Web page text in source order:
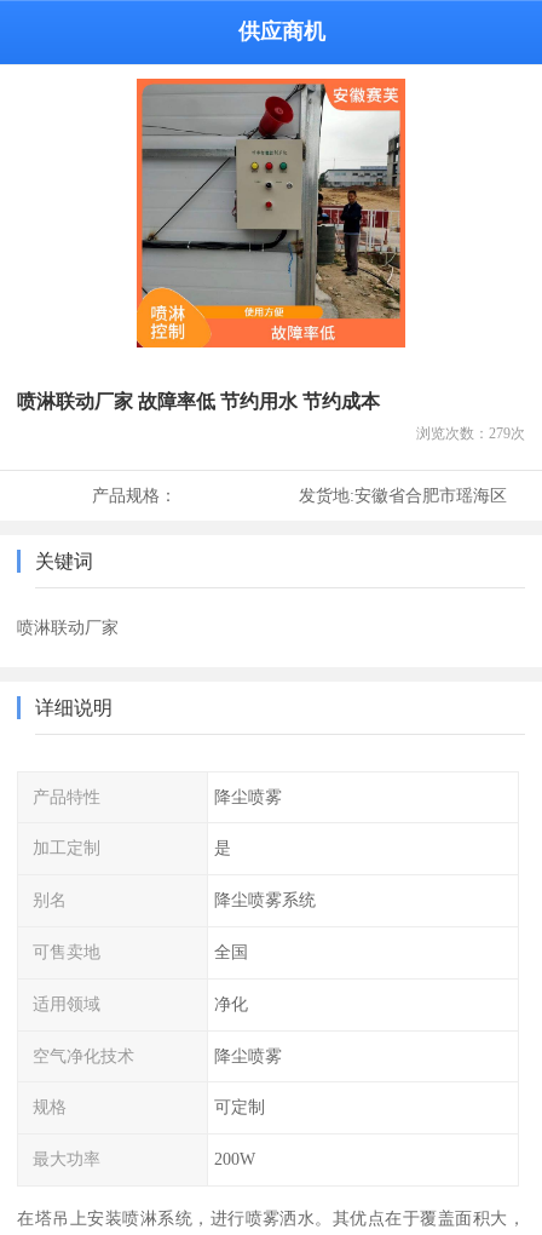
供应商机
喷淋联动厂家 故障率低 节约用水 节约成本
浏览次数： 279次
产品规格： 发货地:安徽省合肥市瑶海区
关键词
喷淋联动厂家
详细说明
产品特性 降尘喷雾
加工定制 是
别名 降尘喷雾系统
可售卖地 全国
适用领域 净化
空气净化技术 降尘喷雾
规格 可定制
最大功率 200W
在塔吊上安装喷淋系统，进行喷雾洒水。其优点在于覆盖面积大，